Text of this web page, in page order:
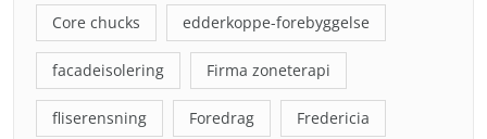
Core chucks edderkoppe-forebyggelse
facadeisolering Firma zoneterapi
fliserensning Foredrag Fredericia